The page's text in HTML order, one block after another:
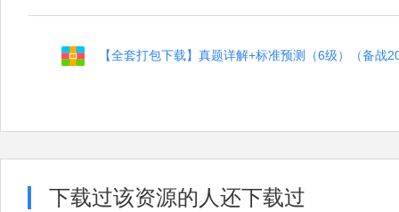
【全套打包下载】真题详解+标准预测（6级）（备战
下载过该资源的人还下载过